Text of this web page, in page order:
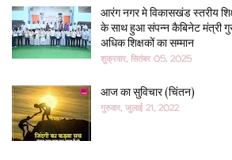
आरंग नगर मे विकासखंड स्तरीय
के साथ हुआ संपन्न कैबिनेट मंत्री
अधिक शिक्षकों का सम्मान
शुक्रवार, सितंबर 05, 2025
आज का सुविचार (चिंतन)
गुरुवार, जुलाई 21, 2022